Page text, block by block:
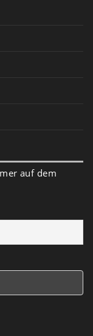
auf dem